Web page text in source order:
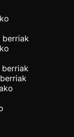
berriak